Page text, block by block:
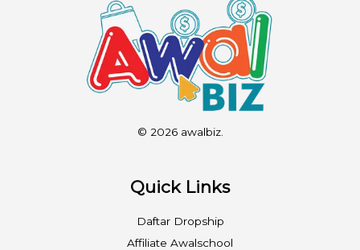
© 2026 awalbiz.
Quick Links
Daftar Dropship
Affiliate Awalschool